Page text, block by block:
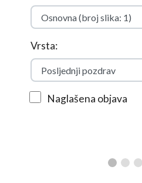
Vrsta:
Naglašena objava